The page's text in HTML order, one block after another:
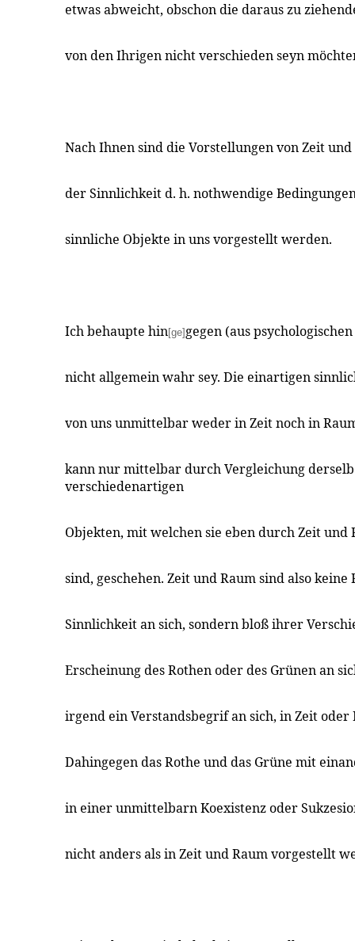
etwas abweicht, obschon die daraus zu
von den Ihrigen nicht verschieden seyn
Nach Ihnen sind die Vorstellungen von Zeit
der Sinnlichkeit d. h. nothwendige
sinnliche Objekte in uns vorgestellt werden.
Ich behaupte hin[ge] gegen (aus
nicht allgemein wahr sey. Die einartigen
von uns unmittelbar weder in Zeit noch in
kann nur mittelbar durch Vergleichung
verschiedenartigen
Objekten, mit welchen sie eben durch Zeit und
sind, geschehen. Zeit und Raum sind also keine
Sinnlichkeit an sich, sondern bloß ihrer
Erscheinung des Rothen oder des Grünen an
irgend ein Verstandsbegrif an sich, in Zeit oder
Dahingegen das Rothe und das Grüne mit
in einer unmittelbarn Koexistenz oder
nicht anders als in Zeit und Raum vorgestellt